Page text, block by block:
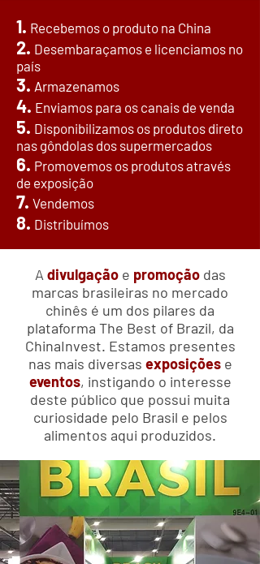
1. Recebemos o produto na China
2. Desembaraçamos e licenciamos no
país
3. Armazenamos
4. Enviamos para os canais de venda
5. Disponibilizamos os produtos direto
nas gôndolas dos supermercados
6. Promovemos os produtos através
de exposição
7. Vendemos
8. Distribuímos
A divulgação e promoção das
marcas brasileiras no mercado
chinês é um dos pilares da
plataforma The Best of Brazil, da
ChinaInvest. Estamos presentes
nas mais diversas exposições e
eventos, instigando o interesse
deste público que possui muita
curiosidade pelo Brasil e pelos
alimentos aqui produzidos.